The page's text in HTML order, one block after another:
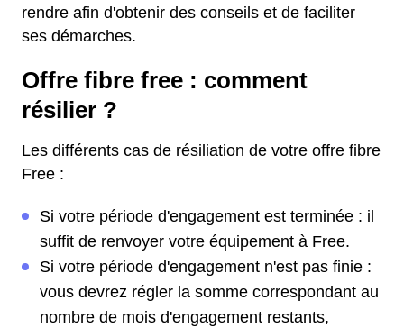
rendre afin d'obtenir des conseils et de faciliter
ses démarches.
Offre fibre free : comment
résilier ?
Les différents cas de résiliation de votre offre fibre
Free :
Si votre période d'engagement est terminée : il
suffit de renvoyer votre équipement à Free.
Si votre période d'engagement n'est pas finie :
vous devrez régler la somme correspondant au
nombre de mois d'engagement restants,